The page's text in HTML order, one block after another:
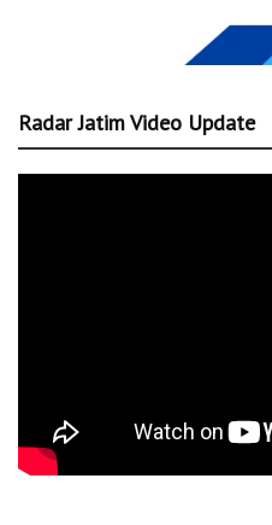
Radar Jatim Video Update